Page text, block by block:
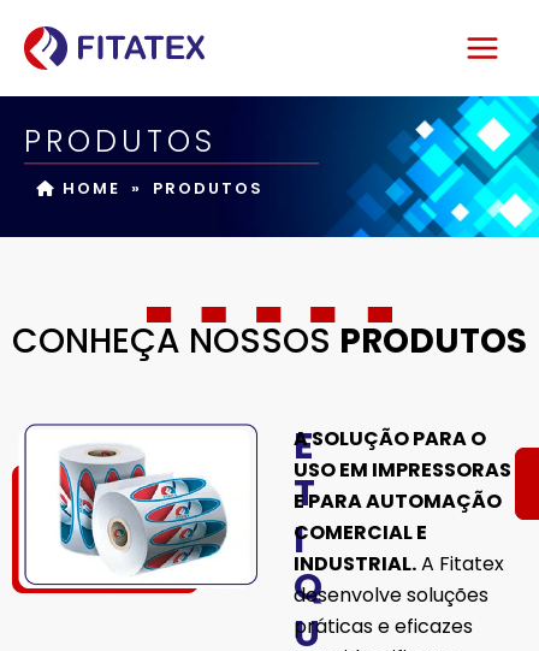
PRODUTOS
HOME » PRODUTOS
CONHEÇA NOSSOS PRODUTOS
E
T
I
Q
U
A SOLUÇÃO PARA O
USO EM IMPRESSORAS
E PARA AUTOMAÇÃO
COMERCIAL E
INDUSTRIAL.A Fitatex
desenvolve soluções
práticas e eficazes